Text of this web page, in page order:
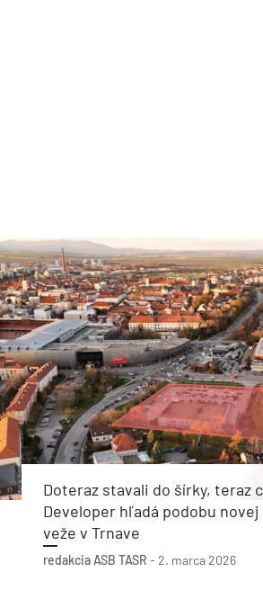
Doteraz stavali do šírky, teraz
Developer hľadá podobu
veže v Trnave
redakcia ASB TASR - 2. marca 2026